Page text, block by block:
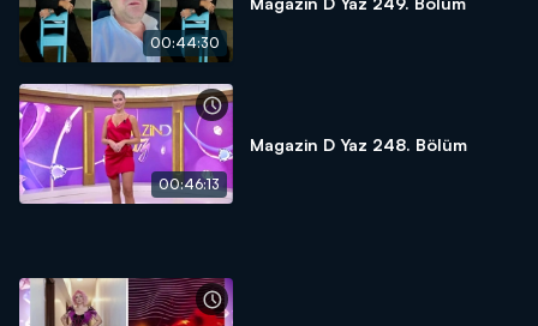
00:44:30
00:46:13
Magazin D Yaz 248. Bölüm